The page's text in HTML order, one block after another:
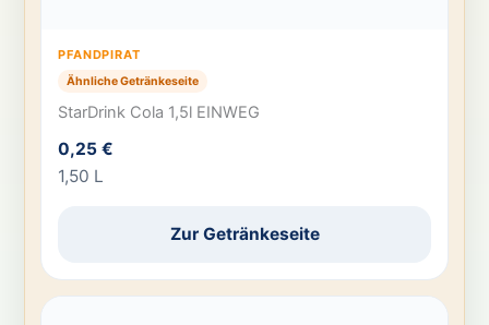
PFANDPIRAT
Ähnliche Getränkeseite
StarDrink Cola 1,5l EINWEG
0,25 €
1,50 L
Zur Getränkeseite